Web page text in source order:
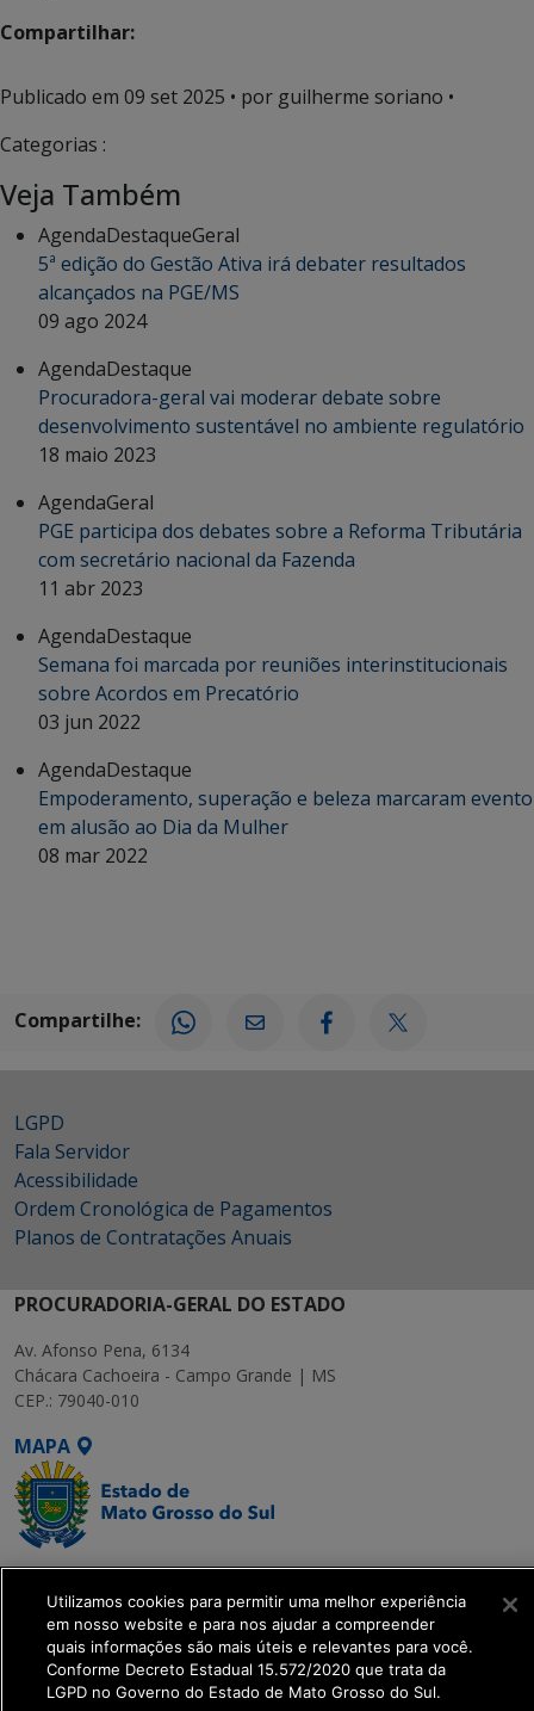
Compartilhar:
Publicado em 09 set 2025 • por guilherme soriano •
Categorias :
Veja Também
AgendaDestaqueGeral
5ª edição do Gestão Ativa irá debater resultados
alcançados na PGE/MS
09 ago 2024
AgendaDestaque
Procuradora-geral vai moderar debate sobre
desenvolvimento sustentável no ambiente regulatório
18 maio 2023
AgendaGeral
PGE participa dos debates sobre a Reforma Tributária
com secretário nacional da Fazenda
11 abr 2023
AgendaDestaque
Semana foi marcada por reuniões interinstitucionais
sobre Acordos em Precatório
03 jun 2022
AgendaDestaque
Empoderamento, superação e beleza marcaram evento
em alusão ao Dia da Mulher
08 mar 2022
Compartilhe:
LGPD
Fala Servidor
Acessibilidade
Ordem Cronológica de Pagamentos
Planos de Contratações Anuais
PROCURADORIA-GERAL DO ESTADO
Av. Afonso Pena, 6134
Chácara Cachoeira - Campo Grande | MS
CEP.: 79040-010
MAPA
SETDIG | Secretaria-
Executiva de
Transformação Digital
get_footer();
Utilizamos cookies para permitir uma melhor experiência
em nosso website e para nos ajudar a compreender
quais informações são mais úteis e relevantes para você.
Conforme Decreto Estadual 15.572/2020 que trata da
LGPD no Governo do Estado de Mato Grosso do Sul.